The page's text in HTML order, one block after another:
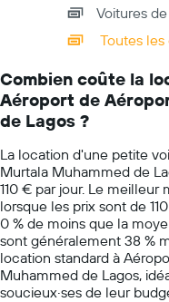
par
agence
categories.
The
chart
1
Y
axis
displaying
values.
Range:
0
to
200.
Voitures
Toutes
Combien coûte la
Aéroport de
de Lagos ?
La location d'une petite
Murtala Muhammed de
110 € par jour. Le
lorsque les prix sont de
0 % de moins que la
sont généralement 38 %
location standard à
Muhammed de Lagos,
soucieux·ses de leur